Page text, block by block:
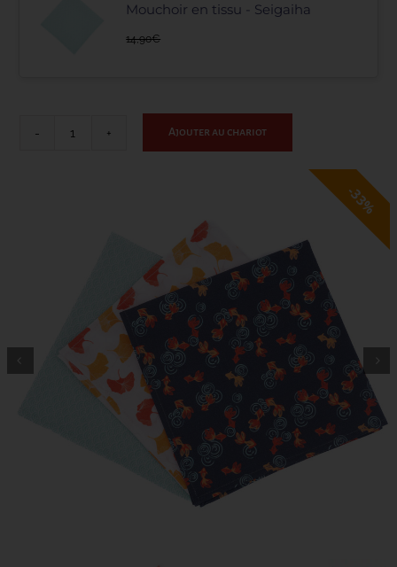
Mouchoir en tissu - Seigaiha
14,90€
quantité
Ajouter au chariot
33%